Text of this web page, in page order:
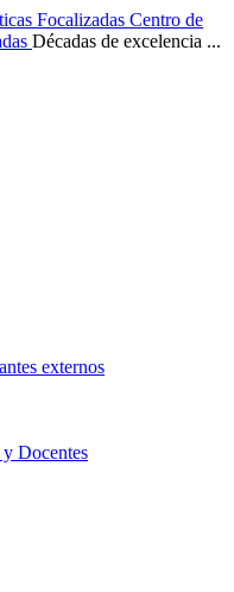
Centro de
Décadas de excelencia ...
externos
Docentes